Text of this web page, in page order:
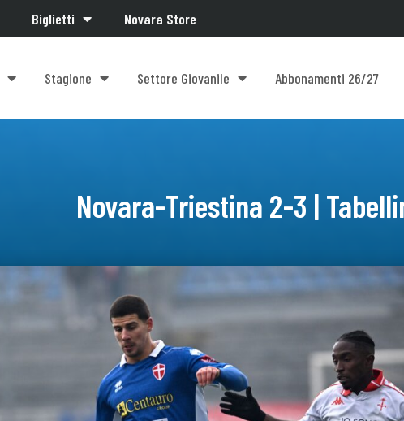
Biglietti Novara Store
Stagione Settore Giovanile Abbonamenti 26/27
Novara-Triestina 2-3 |